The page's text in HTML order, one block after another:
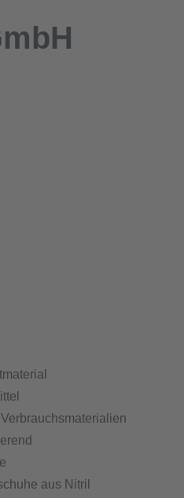
aus Nitril